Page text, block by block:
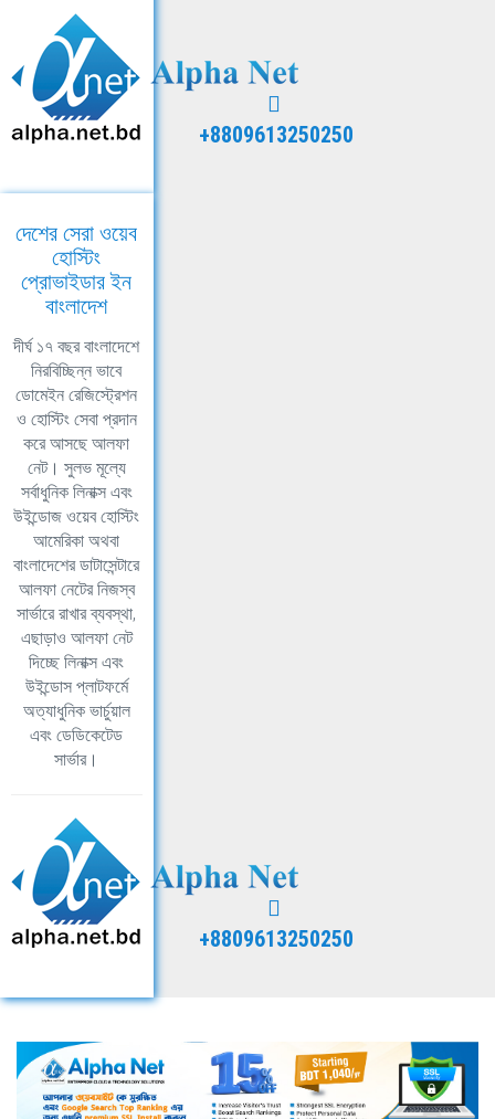
+8809613250250
দেশের সেরা ওয়েব
হোস্টিং
প্রোভাইডার ইন
বাংলাদেশ
দীর্ঘ ১৭ বছর বাংলাদেশে
নিরবিচ্ছিন্ন ভাবে
ডোমেইন রেজিস্ট্রেশন
ও হোস্টিং সেবা প্রদান
করে আসছে আলফা
নেট। সুলভ মূল্যে
সর্বাধুনিক লিনাক্স এবং
উইন্ডোজ ওয়েব হোস্টিং
আমেরিকা অথবা
বাংলাদেশের ডাটাসেন্টারে
আলফা নেটের নিজস্ব
সার্ভারে রাখার ব্যবস্থা,
এছাড়াও আলফা নেট
দিচ্ছে লিনাক্স এবং
উইন্ডোস প্লাটফর্মে
অত্যাধুনিক ভার্চুয়াল
এবং ডেডিকেটেড
সার্ভার।
+8809613250250